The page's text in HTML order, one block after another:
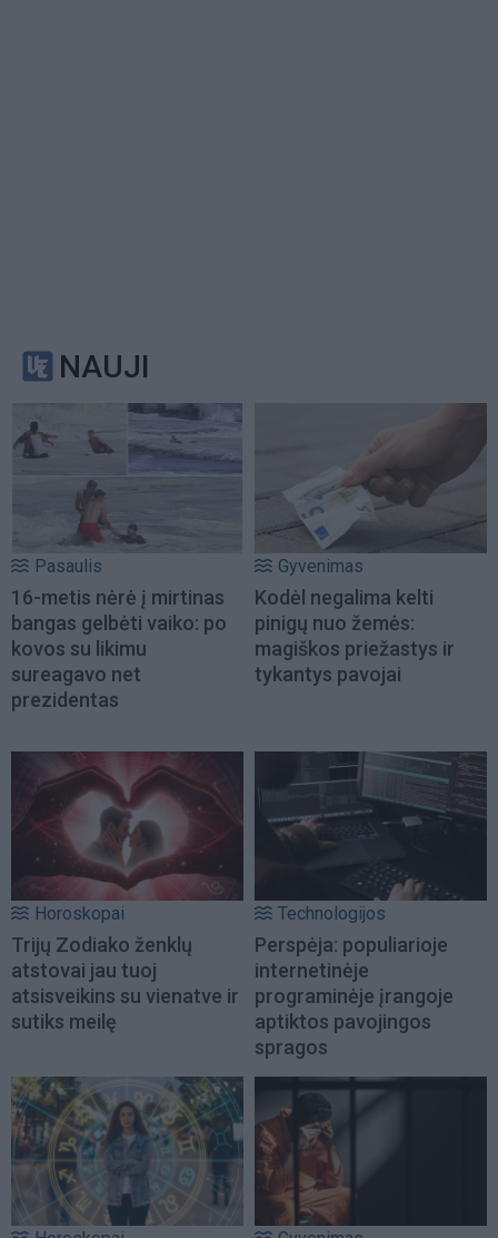
NAUJI
Pasaulis
16-metis nėrė į mirtinas
bangas gelbėti vaiko: po
kovos su likimu
sureagavo net
prezidentas
Gyvenimas
Kodėl negalima kelti
pinigų nuo žemės:
magiškos priežastys ir
tykantys pavojai
Horoskopai
Trijų Zodiako ženklų
atstovai jau tuoj
atsisveikins su vienatve ir
sutiks meilę
Technologijos
Perspėja: populiarioje
internetinėje
programinėje įrangoje
aptiktos pavojingos
spragos